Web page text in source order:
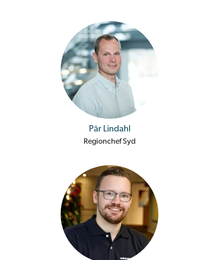
Pär Lindahl
Regionchef Syd